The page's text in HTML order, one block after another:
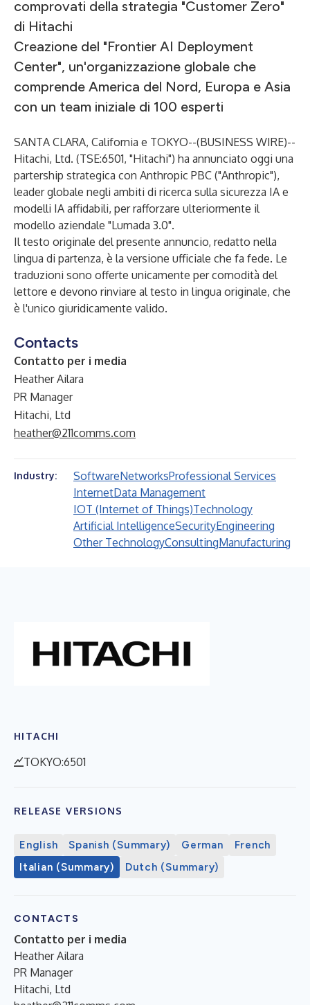
comprovati della strategia "Customer Zero"
di Hitachi
Creazione del "Frontier AI Deployment
Center", un'organizzazione globale che
comprende America del Nord, Europa e Asia
con un team iniziale di 100 esperti
SANTA CLARA, California e TOKYO--(BUSINESS WIRE)--
Hitachi, Ltd. (TSE:6501, "Hitachi") ha annunciato oggi una
partership strategica con Anthropic PBC ("Anthropic"),
leader globale negli ambiti di ricerca sulla sicurezza IA e
modelli IA affidabili, per rafforzare ulteriormente il
modello aziendale "Lumada 3.0".
Il testo originale del presente annuncio, redatto nella
lingua di partenza, è la versione ufficiale che fa fede. Le
traduzioni sono offerte unicamente per comodità del
lettore e devono rinviare al testo in lingua originale, che
è l'unico giuridicamente valido.
Contacts
Contatto per i media
Heather Ailara
PR Manager
Hitachi, Ltd
heather@211comms.com
Industry: SoftwareNetworksProfessional Services
InternetData Management
IOT (Internet of Things)Technology
Artificial IntelligenceSecurityEngineering
Other TechnologyConsultingManufacturing
HITACHI
TOKYO:6501
RELEASE VERSIONS
English Spanish (Summary) German
French
Italian (Summary)
Dutch (Summary)
CONTACTS
Contatto per i media
Heather Ailara
PR Manager
Hitachi, Ltd